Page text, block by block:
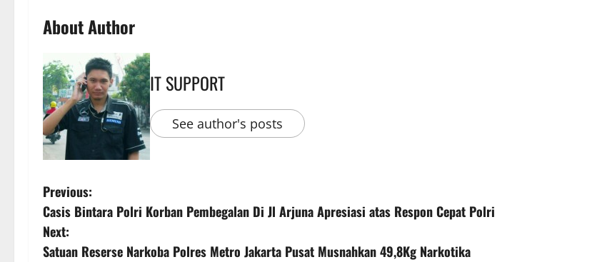
About Author
IT SUPPORT
See author's posts
Previous:
Casis Bintara Polri Korban Pembegalan Di Jl Arjuna Apresiasi atas Respon Cepat Polri
Next:
Satuan Reserse Narkoba Polres Metro Jakarta Pusat Musnahkan 49,8Kg Narkotika